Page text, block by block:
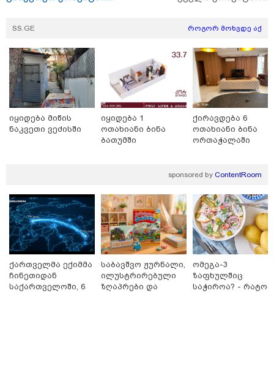
დედა-შვილი გადაარჩინა და
თვითონ დინებამ გაიტაცა,
23:04 / 09-08-2026
ცნობილია, თუ სად შეძლებენ
მშობლები სასურველი ზომისა
და მოდელის სასკოლო
ფორმების შეძენას
22:11 / 09-08-2026
წალენჯიხაში, მდინარეში
მამაკაცმა ახალგაზრდა დედა-
შვილის გადარჩენა შეძლო,
თუმცა თავად ძლიერი
დინებიდან გამოსვლა ვეღარ
მოახერხა და წყალმა გაიტაცა
21:52 / 09-08-2026
ვინ არიან ყველა დროის
ყველაზე მაღალანაზღაურებადი
SS.GE როგორ მოხვდე აქ
იყიდება მიწის
ნაკვეთი ვეძისში
იყიდება 1
ოთახიანი ბინა
ბათუმში
ქირავდება 6
ოთახიანი ბინა
ორთაჭალაში
sponsored by ContentRoom
ქართველმა ექიმმა
ჩინეთიდან
საქართველოში, 6
საბავშვო ჟურნალი,
ილუსტრირებული
ზღაპრები და
ომეგა-3
ზაფხულშიც
საჭიროა? - რატომ